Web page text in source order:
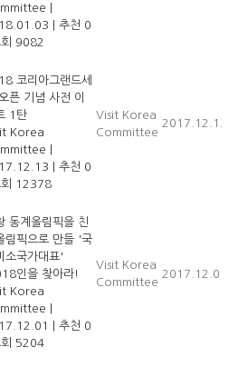
추천 0
9082
코리아그랜드세
픈 기념 사전 이
1탄
Korea
추천 0
회 12378
Visit Korea
Committee
2017.12.13
동계올림픽을 친
림픽으로 만들 '국
소국가대표'
인을 찾아라!
Korea
추천 0
회 5204
Visit Korea
Committee
2017.12.01